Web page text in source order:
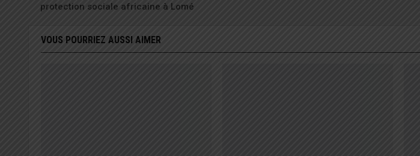
protection sociale africaine à Lomé
VOUS POURRIEZ AUSSI AIMER